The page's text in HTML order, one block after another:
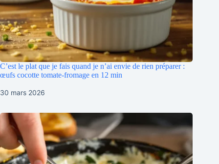
C’est le plat que je fais quand je n’ai envie de rien préparer :
œufs cocotte tomate-fromage en 12 min
30 mars 2026